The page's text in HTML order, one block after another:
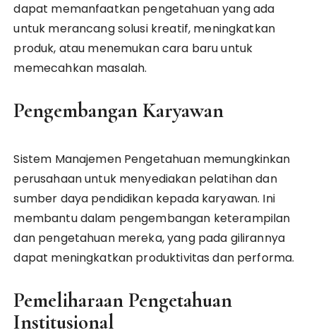
dapat memanfaatkan pengetahuan yang ada
untuk merancang solusi kreatif, meningkatkan
produk, atau menemukan cara baru untuk
memecahkan masalah.
Pengembangan Karyawan
Sistem Manajemen Pengetahuan memungkinkan
perusahaan untuk menyediakan pelatihan dan
sumber daya pendidikan kepada karyawan. Ini
membantu dalam pengembangan keterampilan
dan pengetahuan mereka, yang pada gilirannya
dapat meningkatkan produktivitas dan performa.
Pemeliharaan Pengetahuan
Institusional